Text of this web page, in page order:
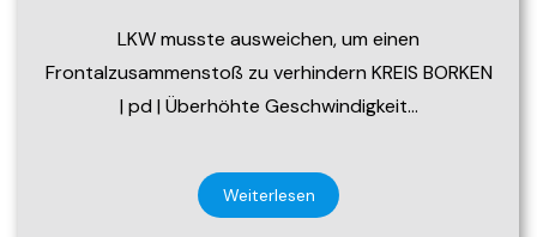
LKW musste ausweichen, um einen
Frontalzusammenstoß zu verhindern KREIS BORKEN
| pd | Überhöhte Geschwindigkeit…
Weiterlesen